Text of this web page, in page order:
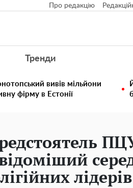
Про редакцію
Тренди
вивів мільйони
фірму в Естонії
лідерів